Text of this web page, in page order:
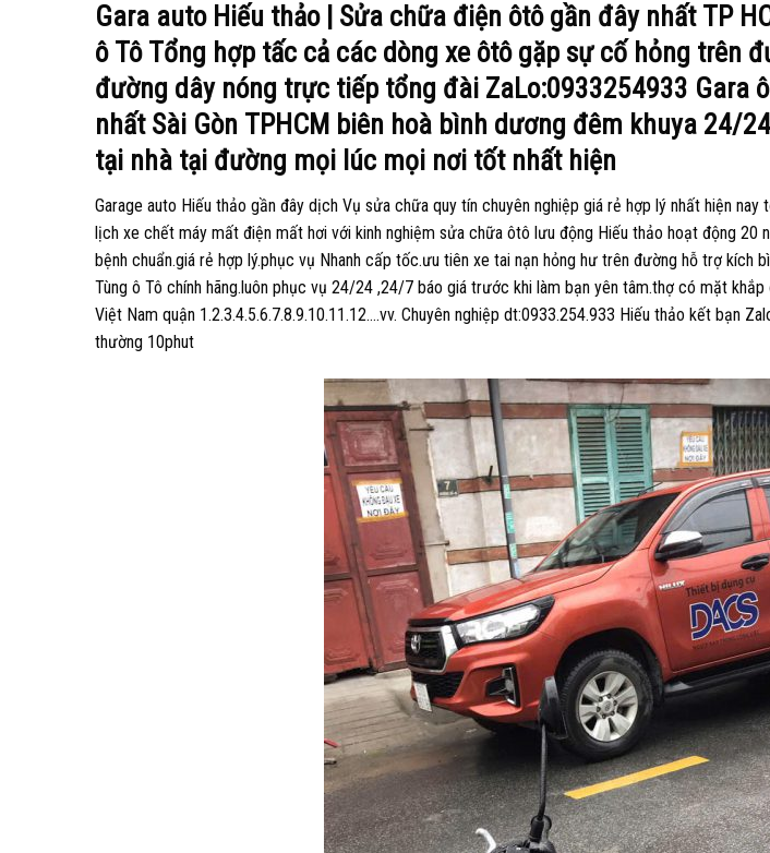
Gara auto Hiếu thảo | Sửa chữa điện ôtô gần đây nhất TP
ô Tô Tổng hợp tấc cả các dòng xe ôtô gặp sự cố hỏng trên
đường dây nóng trực tiếp tổng đài ZaLo:0933254933 Gara
nhất Sài Gòn TPHCM biên hoà bình dương đêm khuya 24/
tại nhà tại đường mọi lúc mọi nơi tốt nhất hiện
Garage auto Hiếu thảo gần đây dịch Vụ sửa chữa quy tín chuyên nghiệp giá rẻ hợp lý nhất hiện
lịch xe chết máy mất điện mất hơi với kinh nghiệm sửa chữa ôtô lưu động Hiếu thảo hoạt động 20
bệnh chuẩn.giá rẻ hợp lý.phục vụ Nhanh cấp tốc.ưu tiên xe tai nạn hỏng hư trên đường hỗ trợ kích
Tùng ô Tô chính hãng.luôn phục vụ 24/24 ,24/7 báo giá trước khi làm bạn yên tâm.thợ có mặt khắp
Việt Nam quận 1.2.3.4.5.6.7.8.9.10.11.12….vv. Chuyên nghiệp dt:0933.254.933 Hiếu thảo kết bạn
thường 10phut